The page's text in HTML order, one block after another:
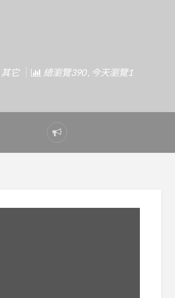
其它 總瀏覽390 , 今天瀏覽1
Report
problem